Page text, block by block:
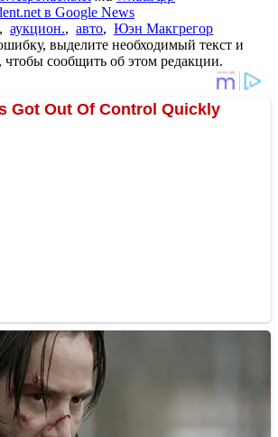
в Google News
, аукцион., авто, Юэн Макгрегор
выделите необходимый текст и
сообщить об этом редакции.